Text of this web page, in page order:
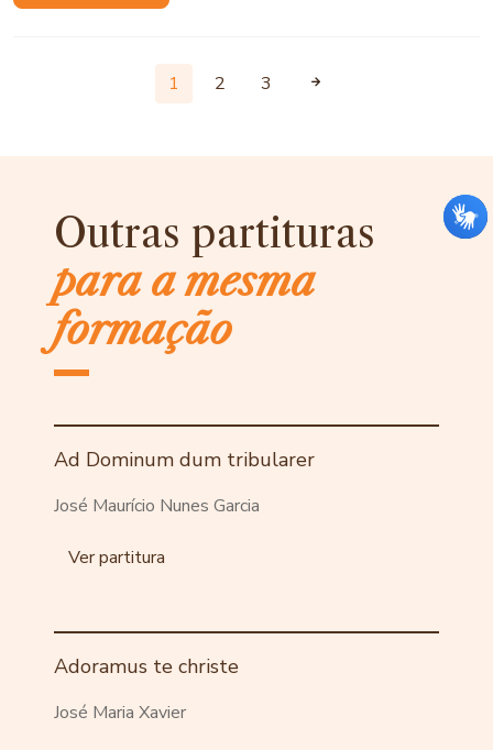
1 2 3
Outras partituras
para a mesma
formação
Ad Dominum dum tribularer
José Maurício Nunes Garcia
Ver partitura
Adoramus te christe
José Maria Xavier